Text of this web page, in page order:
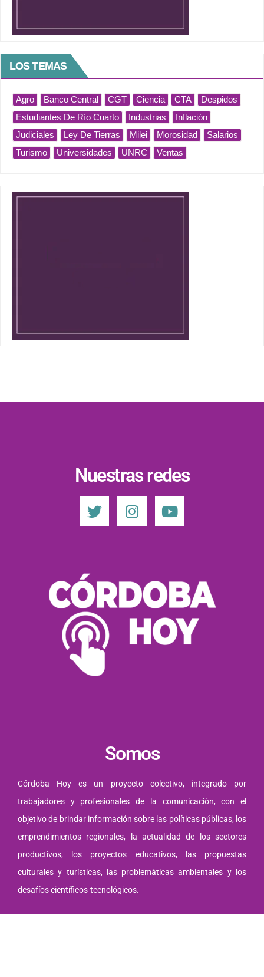
LOS TEMAS
Agro Banco Central CGT Ciencia CTA
Despidos
Estudiantes De Río Cuarto
Industrias
Inflación
Judiciales
Ley De Tierras Milei Morosidad
Salarios
Turismo
Universidades UNRC Ventas
Nuestras redes
Somos
Córdoba Hoy es un proyecto colectivo, integrado por
trabajadores y profesionales de la comunicación, con el
objetivo de brindar información sobre las políticas públicas, los
emprendimientos regionales, la actualidad de los sectores
productivos, los proyectos educativos, las propuestas
culturales y turísticas, las problemáticas ambientales y los
desafíos científicos-tecnológicos.